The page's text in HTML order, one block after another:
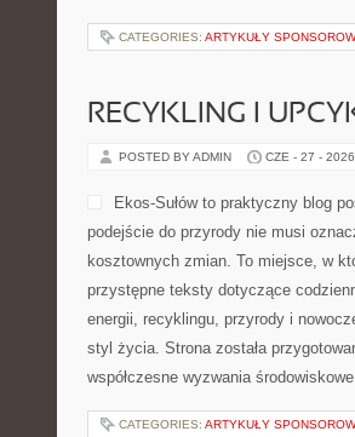
CATEGORIES: ARTYKUŁY
RECYKLING I
POSTED BY ADMIN CZE - 27 - 2026
Ekos-Sułów to praktyczny blog
podejście do przyrody nie musi
kosztownych zmian. To miejsce, w
przystępne teksty dotyczące
energii, recyklingu, przyrody i
styl życia. Strona została
współczesne wyzwania
CATEGORIES: ARTYKUŁY